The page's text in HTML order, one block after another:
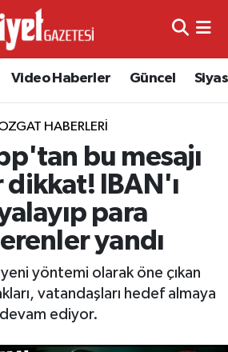
Video Haberler Güncel
HABERLERI
bu mesajı
dikkat! IBAN'ı
para
yandı
yeni yöntemi olarak öne çıkan
vatandaşları hedef almaya
devam ediyor.